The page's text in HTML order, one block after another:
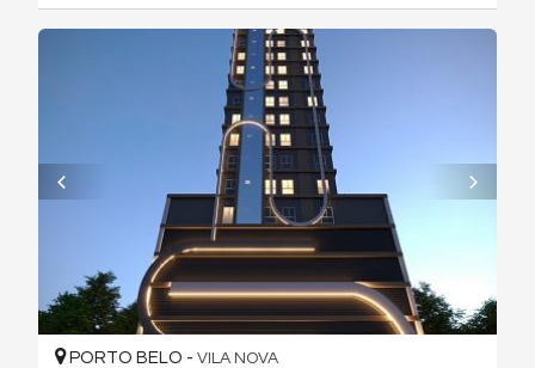
PORTO BELO - VILA NOVA